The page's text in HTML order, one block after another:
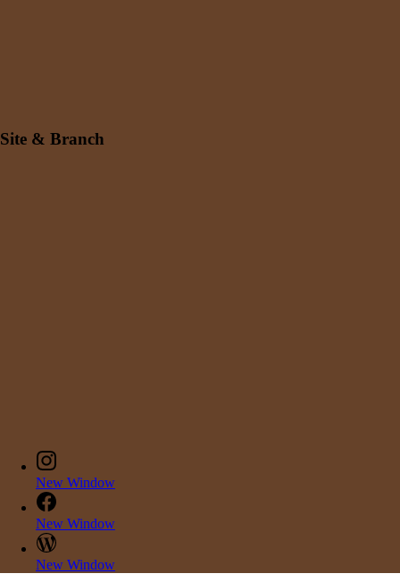
Site & Branch
New Window
New Window
New Window